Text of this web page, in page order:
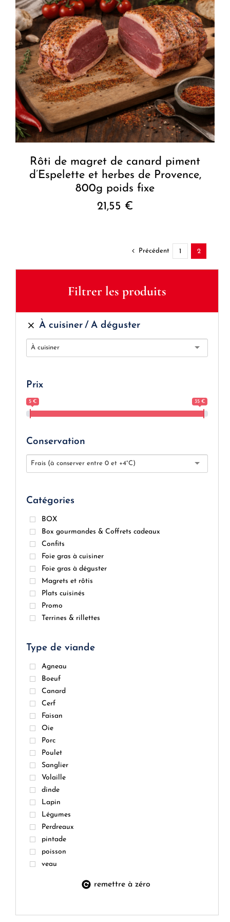
Filtrer les produits
À cuisiner A déguster
À cuisiner
Prix
5 € 35 €
Conservation
Frais (à conserver entre 0 et +4°C)
Catégories
BOX
Box gourmandes & Coffrets cadeaux
Confits
Foie gras à cuisiner
Foie gras à déguster
Magrets et rôtis
Plats cuisinés
Promo
Terrines & rillettes
Type de viande
Agneau
Boeuf
Canard
Cerf
Faisan
Oie
Porc
Poulet
Sanglier
Volaille
dinde
Lapin
Légumes
Perdreaux
pintade
poisson
veau
remettre à zéro
Rôti de magret de canard piment
d’Espelette et herbes de Provence,
800g poids fixe
21,55 €
Précédent 1 2